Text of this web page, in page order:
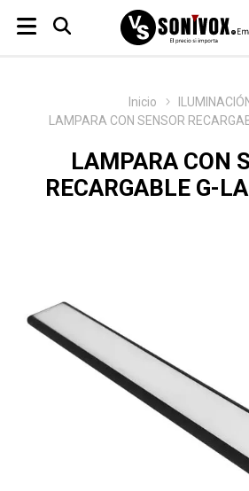
Inicio
LAMPARA CON SENSOR
LAMPARA CON
RECARGABLE G-